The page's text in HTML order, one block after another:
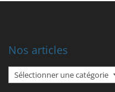
Nos articles
Nos
articles